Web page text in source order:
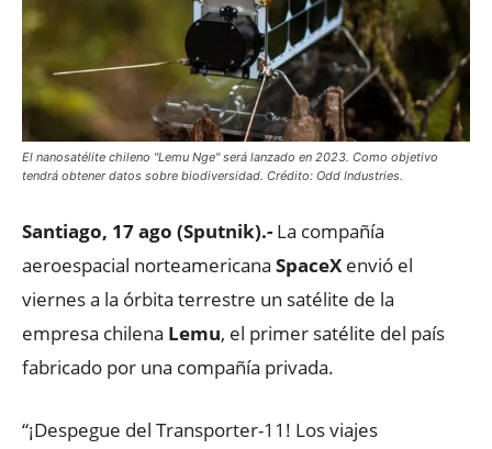
El nanosatélite chileno "Lemu Nge" será lanzado en 2023. Como objetivo
tendrá obtener datos sobre biodiversidad. Crédito: Odd Industries.
Santiago, 17 ago (Sputnik).- La compañía
aeroespacial norteamericana SpaceX envió el
viernes a la órbita terrestre un satélite de la
empresa chilena Lemu, el primer satélite del país
fabricado por una compañía privada.
“¡Despegue del Transporter-11! Los viajes